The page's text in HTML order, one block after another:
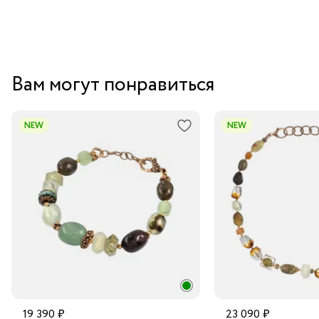
Вам могут понравиться
NEW
19 390 ₽
NEW
23 090 ₽